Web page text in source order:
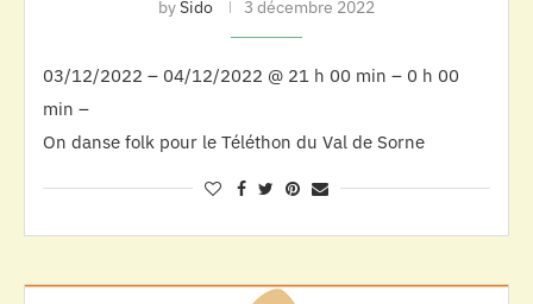
bySido 3 décembre 2022
03/12/2022 – 04/12/2022 @ 21 h 00 min – 0 h 00
min –
On danse folk pour le Téléthon du Val de Sorne